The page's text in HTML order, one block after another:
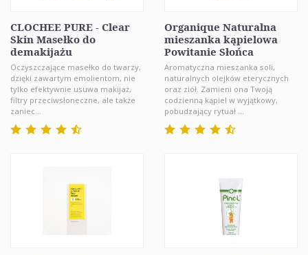
CLOCHEE PURE - Clear
Skin Masełko do
demakijażu
Oczyszczające masełko do twarzy,
dzięki zawartym emolientom, nie
tylko efektywnie usuwa makijaż,
filtry przeciwsłoneczne, ale także
zaniec...
Organique Naturalna
mieszanka kąpielowa
Powitanie Słońca
Aromatyczna mieszanka soli,
naturalnych olejków eterycznych
oraz ziół. Zamieni ona Twoją
codzienną kąpiel w wyjątkowy,
pobudzający rytuał ...